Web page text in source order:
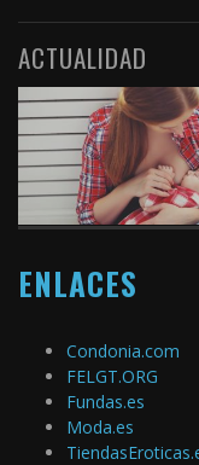
ACTUALIDAD
ENLACES
Condonia.com
FELGT.ORG
Fundas.es
Moda.es